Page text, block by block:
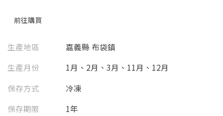
前往購買
生產地區
嘉義縣 布袋鎮
生產月份
1月、2月、3月、11月、12月
保存方式
冷凍
保存期限
1年